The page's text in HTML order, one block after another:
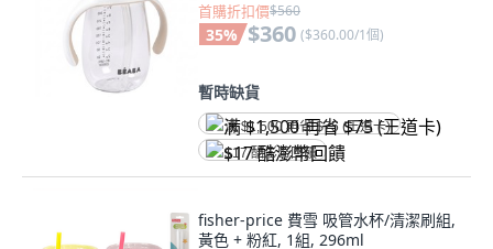
首購折扣價$560
35% $360 ($360.00/1個)
暫時缺貨
满 $1,500 再省 $75 (王道卡)
$17 酷澎幣回饋
fisher-price 費雪 吸管水杯/清潔刷組,
黃色 + 粉紅, 1組, 296ml